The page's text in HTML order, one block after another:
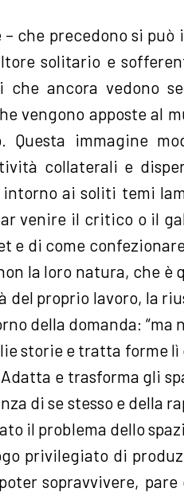
che precedono si
solitario e
ancora vedono
vengono apposte al
immagine
collaterali e
ai soliti temi
venire il critico o il
e di come
la loro natura, che è
del proprio lavoro, la
della domanda: “ma
storie e tratta forme lì
e trasforma gli
di se stesso e della
il problema dello
privilegiato di
sopravvivere,